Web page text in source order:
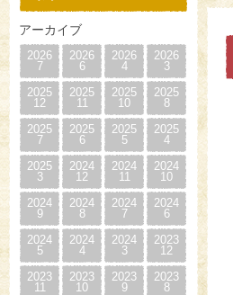
アーカイブ
2026
7
2026
6
2026
4
2026
3
2025
12
2025
11
2025
10
2025
8
2025
7
2025
6
2025
5
2025
4
2025
3
2024
12
2024
11
2024
10
2024
9
2024
8
2024
7
2024
6
2024
5
2024
4
2024
3
2023
12
2023
11
2023
10
2023
9
2023
8